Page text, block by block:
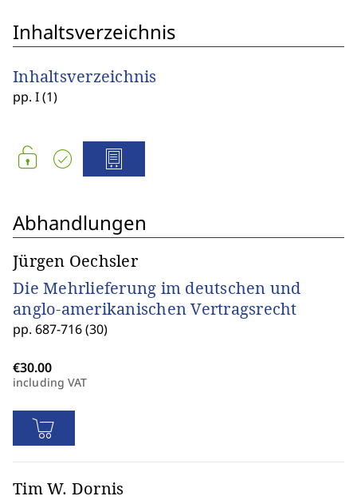
Inhaltsverzeichnis
Inhaltsverzeichnis
pp. I (1)
Abhandlungen
Jürgen Oechsler
Die Mehrlieferung im deutschen und
anglo-amerikanischen Vertragsrecht
pp. 687-716 (30)
including VAT
Tim W. Dornis